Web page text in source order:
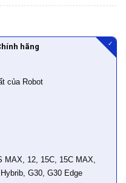
hãng
của Robot
MAX, 12, 15C, 15C MAX,
G30, G30 Edge
✓